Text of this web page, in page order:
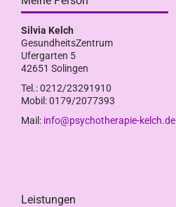
Silvia Kelch
GesundheitsZentrum
Ufergarten 5
42651 Solingen
Tel.: 0212/23291910
Mobil: 0179/2077393
Mail: info@psychotherapie-kelch.de
Leistungen